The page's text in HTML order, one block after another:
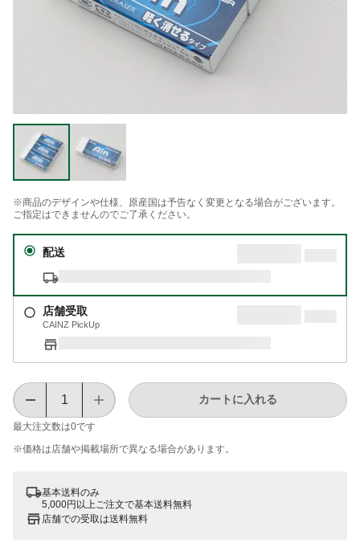
※商品のデザインや仕様、原産国は予告なく変更となる場合がございます。
ご指定はできませんのでご了承ください。
配送
店舗受取
CAINZ PickUp
最大注文数は0です
カートに入れる
※価格は​店舗や​掲載場所で​異なる​場合が​あります。
基本送料のみ
5,000円以上ご注文で基本送料無料
店舗での受取は送料無料